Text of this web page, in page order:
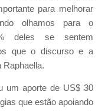
para melhorar
olhamos para o
deles se sentem
que o discurso e a
Raphaella.
um aporte de US$ 30
que estão apoiando